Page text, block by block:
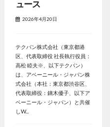
ュース
2026年4月20日
テクバン株式会社（東京都港
区、代表取締役 社長執行役員：
高松 睦夫※、以下テクバン）
は、アベーニール・ジャパン株
式会社（本社：東京都渋谷区、
代表取締役：鏑木優子、以下ア
ベーニール・ジャパン）と共催
しW...